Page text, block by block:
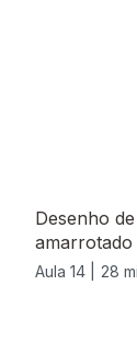
Desenho
amarrotado
Aula 14 | 28